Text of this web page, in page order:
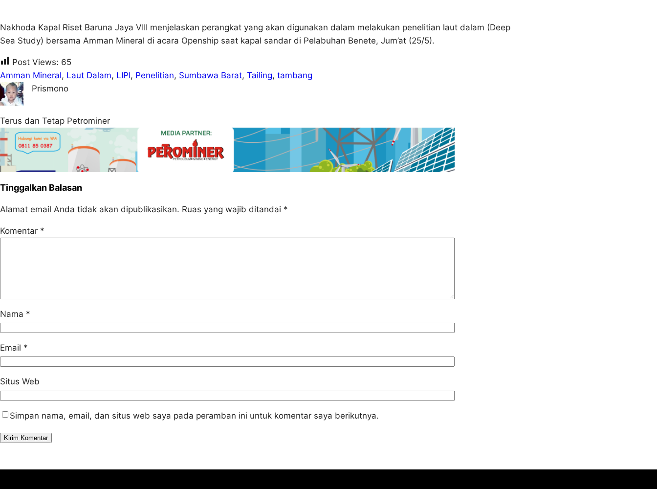
Nakhoda Kapal Riset Baruna Jaya VIII menjelaskan perangkat yang akan digunakan dalam melakukan penelitian laut dalam (Deep
Sea Study) bersama Amman Mineral di acara Openship saat kapal sandar di Pelabuhan Benete, Jum’at (25/5).
Post Views: 65
Amman Mineral, Laut Dalam, LIPI, Penelitian, Sumbawa Barat, Tailing, tambang
Prismono
Terus dan Tetap Petrominer
Tinggalkan Balasan
Alamat email Anda tidak akan dipublikasikan. Ruas yang wajib ditandai *
Komentar *
Nama *
Email *
Situs Web
Simpan nama, email, dan situs web saya pada peramban ini untuk komentar saya berikutnya.